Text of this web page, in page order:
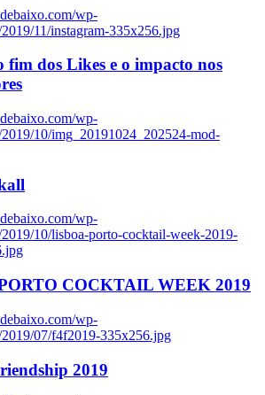
wp-
11/instagram-335x256.jpg
fim dos Likes e o impacto nos
wp-
10/img_20191024_202524-mod-
wp-
10/lisboa-porto-cocktail-week-2019-
COCKTAIL WEEK 2019
wp-
07/f4f2019-335x256.jpg
2019